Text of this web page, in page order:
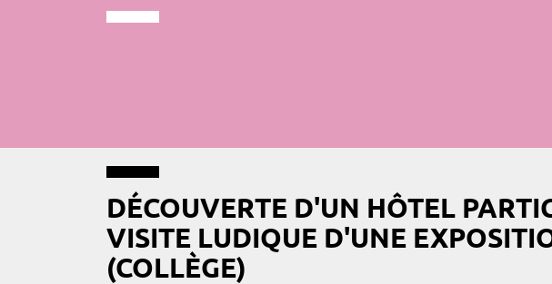
DÉCOUVERTE D'UN HÔTEL
VISITE LUDIQUE D'UNE
(COLLÈGE)